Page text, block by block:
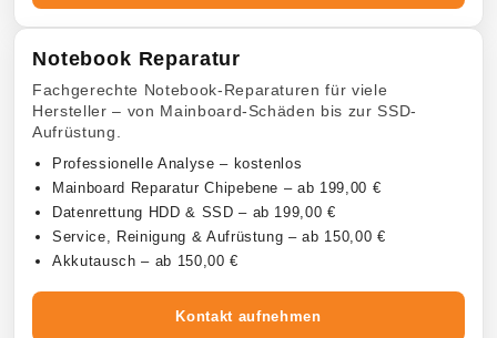
Notebook Reparatur
Fachgerechte Notebook-Reparaturen für viele
Hersteller – von Mainboard-Schäden bis zur SSD-
Aufrüstung.
Professionelle Analyse – kostenlos
Mainboard Reparatur Chipebene – ab 199,00 €
Datenrettung HDD & SSD – ab 199,00 €
Service, Reinigung & Aufrüstung – ab 150,00 €
Akkutausch – ab 150,00 €
Kontakt aufnehmen